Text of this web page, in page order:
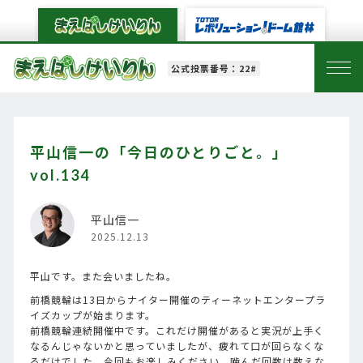
公式投票番号：22#
平山信一の「今日のひとりごと。」
vol.134
平山信一
2025.12.13
平山です。また会いましたね。
前橋競輪は13日からナイター開催のティーネットエンタープラ
イズカップが始まります。
前橋競輪連続開催中です。これだけ開催があると実況が上手く
なるんじゃないかと思っていましたが、疲れて口が回らなくな